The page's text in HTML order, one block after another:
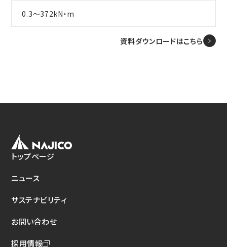
CSクーラコンパクト(CSC)
0.3～372kN・m
資料ダウンロードはこちら
トップページ
ニュース
サステナビリティ
お問い合わせ
採用情報